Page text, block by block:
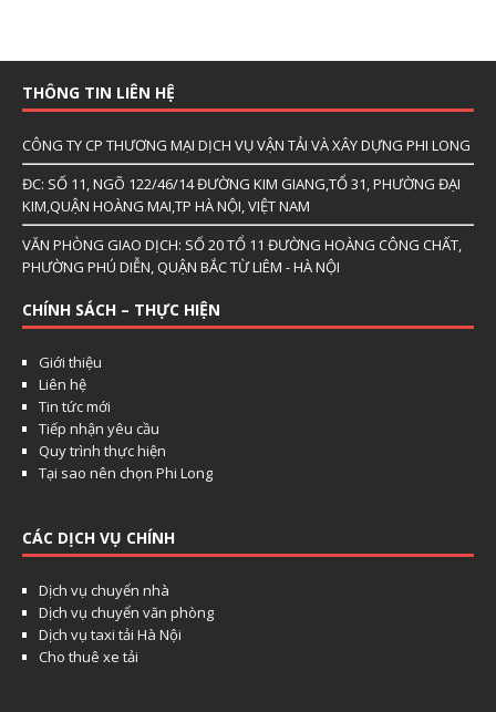
THÔNG TIN LIÊN HỆ
CÔNG TY CP THƯƠNG MẠI DỊCH VỤ VẬN TẢI VÀ XÂY DỰNG PHI LONG
ĐC: SỐ 11, NGÕ 122/46/14 ĐƯỜNG KIM GIANG,TỔ 31, PHƯỜNG ĐẠI
KIM,QUẬN HOÀNG MAI,TP HÀ NỘI, VIỆT NAM
VĂN PHÒNG GIAO DỊCH: SỐ 20 TỔ 11 ĐƯỜNG HOÀNG CÔNG CHẤT,
PHƯỜNG PHÚ DIỄN, QUẬN BẮC TỪ LIÊM - HÀ NỘI
CHÍNH SÁCH – THỰC HIỆN
Giới thiệu
Liên hệ
Tin tức mới
Tiếp nhận yêu cầu
Quy trình thực hiện
Tại sao nên chọn Phi Long
CÁC DỊCH VỤ CHÍNH
Dịch vụ chuyển nhà
Dịch vụ chuyển văn phòng
Dịch vụ taxi tải Hà Nội
Cho thuê xe tải